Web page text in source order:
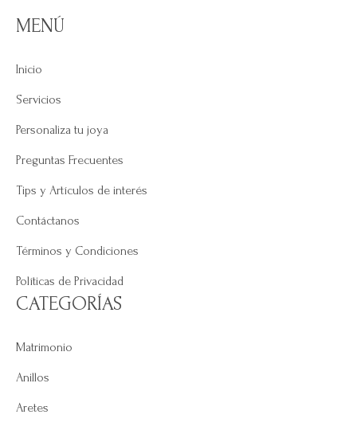
MENÚ
Inicio
Servicios
Personaliza tu joya
Preguntas Frecuentes
Tips y Artículos de interés
Contáctanos
Términos y Condiciones
Políticas de Privacidad
CATEGORÍAS
Matrimonio
Anillos
Aretes